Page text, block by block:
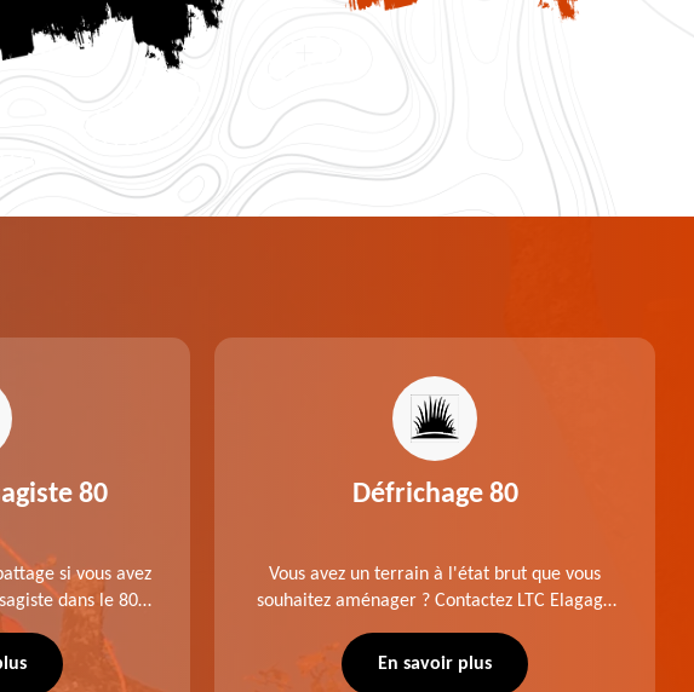
80
avez
dans le 80
est exécutée
Découvrez un
à notre équipe.
Défrichage 80
Vous avez un terrain à l'état brut que vous
souhaitez aménager ? Contactez LTC Elagage
80 Somme. Travail suivant les règles de l'art.
En savoir plus